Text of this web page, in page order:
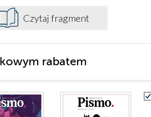
Czytaj fragment
rabatem